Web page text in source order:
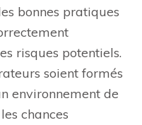
bonnes pratiques
risques potentiels.
soient formés
environnement de
chances